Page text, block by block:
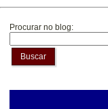
Procurar no blog:
Buscar